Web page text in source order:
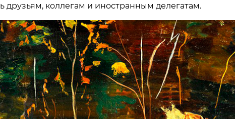
друзьям, коллегам и иностранным делегатам.